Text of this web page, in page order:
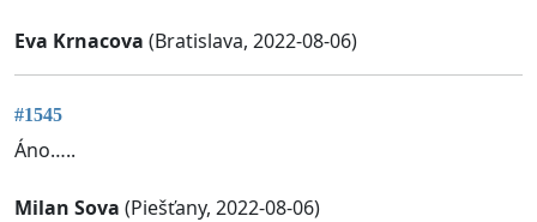
Eva Krnacova (Bratislava, 2022-08-06)
#1545
Áno…..
Milan Sova (Piešťany, 2022-08-06)